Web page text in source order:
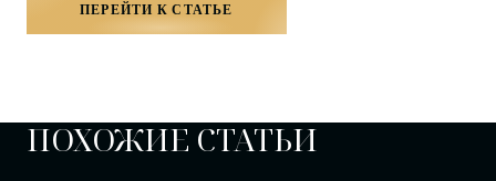
ПЕРЕЙТИ К СТАТЬЕ
ПОХОЖИЕ СТАТЬИ